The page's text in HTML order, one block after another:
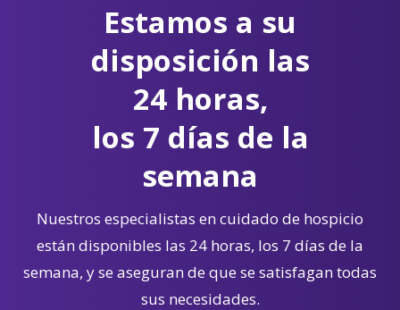
Estamos a su
disposición las
24 horas,
los 7 días de la
semana
Nuestros especialistas en cuidado de hospicio
están disponibles las 24 horas, los 7 días de la
semana, y se aseguran de que se satisfagan todas
sus necesidades.